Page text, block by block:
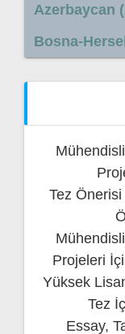
Azerbaycan
Bosna-
Tez
Projeleri
Yüksek
Tez
Essay,